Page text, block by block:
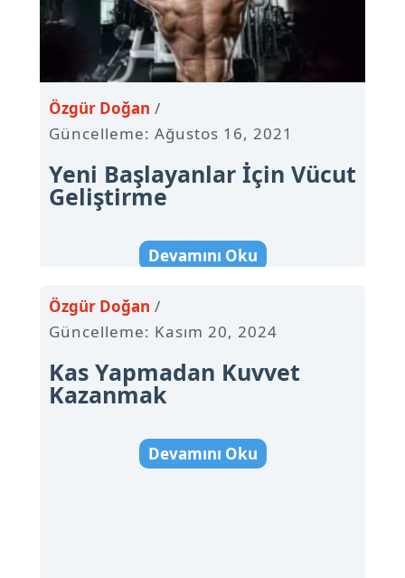
Yeni Başlayanlar İçin Vücut
Geliştirme
Güncelleme: Ağustos 16, 2021
Özgür Doğan
Devamını Oku
Kas Yapmadan Kuvvet
Kazanmak
Güncelleme: Kasım 20, 2024
Özgür Doğan
Devamını Oku